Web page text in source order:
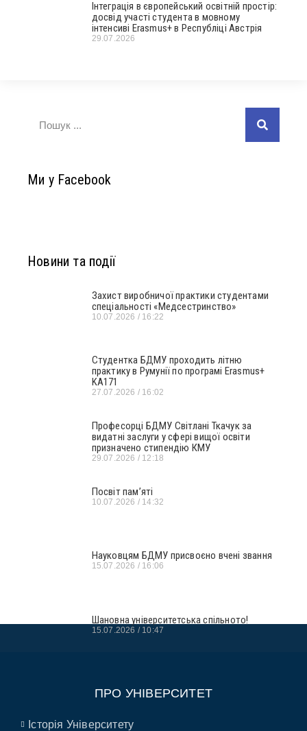
Інтеграція в європейський освітній простір:
досвід участі студента в мовному
інтенсиві Erasmus+ в Республіці Австрія
29.07.2026
Ми у Facebook
Новини та події
Захист виробничої практики студентами
спеціальності «Медсестринство»
10.07.2026 16:22
Студентка БДМУ проходить літню
практику в Румунії по програмі Erasmus+
KA171
27.07.2026 16:02
Професорці БДМУ Світлані Ткачук за
видатні заслуги у сфері вищої освіти
призначено стипендію КМУ
29.07.2026 12:18
Посвіт пам’яті
10.07.2026 14:32
Науковцям БДМУ присвоєно вчені звання
15.07.2026 16:06
Шановна університетська спільното!
15.07.2026 10:47
ПРО УНІВЕРСИТЕТ
Історія Університету